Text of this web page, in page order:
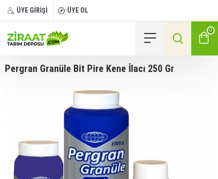
ÜYE GİRİŞİ ÜYE OL
0
Pergran Granüle Bit Pire Kene İlacı 250 Gr